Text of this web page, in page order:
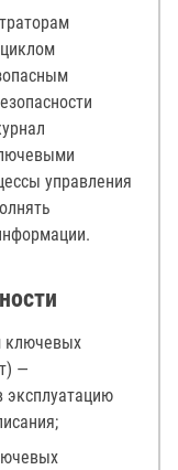
управления
ключевых
—
эксплуатацию